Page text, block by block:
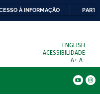
À INFORMAÇÃO
ENGLISH
ACESSIBILIDADE
A+ A-